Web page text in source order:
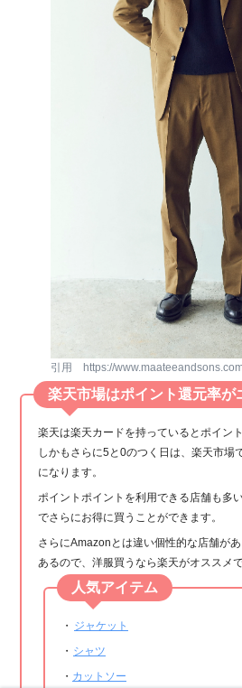
引用 https://
楽天市場はポイント還元率が
楽天は楽天カードを持っているとポイン
しかもさらに5と0のつく日は、楽天市場
になります。
ポイントポイントを利用できる店舗も多
でさらにお得に買うことができます。
さらにAmazonとは違い個性的な店舗が
あるので、洋服買うなら楽天がオススメで
人気アイテム
・ ジャケット
・ シャツ
・ カットソー